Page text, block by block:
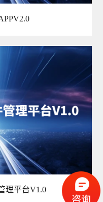
理平台V1.0